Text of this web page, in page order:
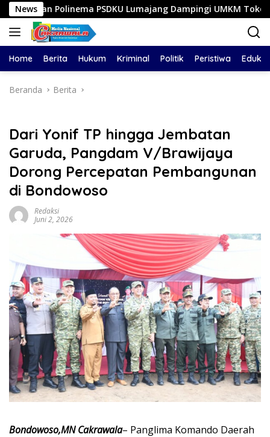
Langsung
ke
konten
News
PSDKU Lumajang Dampingi UMKM Toko Bangunan
Home Berita Hukum Kriminal Politik Peristiwa
Beranda Berita
Dari Yonif TP hingga Jembatan
Garuda, Pangdam V/Brawijaya
Dorong Percepatan Pembangunan
di Bondowoso
Redaksi
Juni 2, 2026
Bondowoso,MN Cakrawala– Panglima Komando Daerah